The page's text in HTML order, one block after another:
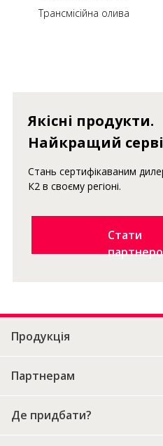
Трансмісійна олива
Якісні продукти.
Найкращий
Стати
Стань сертифікаваним
К2 в своєму регіоні.
Продукція
Партнерам
Де придбати?